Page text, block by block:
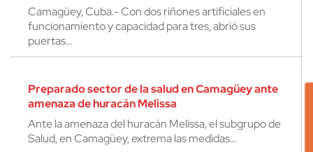
Camagüey, Cuba.- Con dos riñones artificiales en
funcionamiento y capacidad para tres, abrió sus
puertas…
Preparado sector de la salud en Camagüey ante
amenaza de huracán Melissa
Ante la amenaza del huracán Melissa, el subgrupo de
Salud, en Camagüey, extrema las medidas…